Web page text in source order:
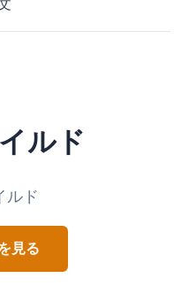
ルド
ルド
見る